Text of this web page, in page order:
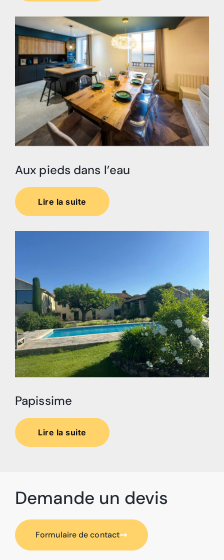
Aux pieds dans l’eau
Lire la suite
Papissime
Lire la suite
Demande un devis
Formulaire de contact